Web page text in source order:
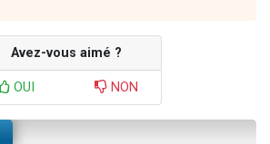
Avez-vous aimé ?
OUI NON